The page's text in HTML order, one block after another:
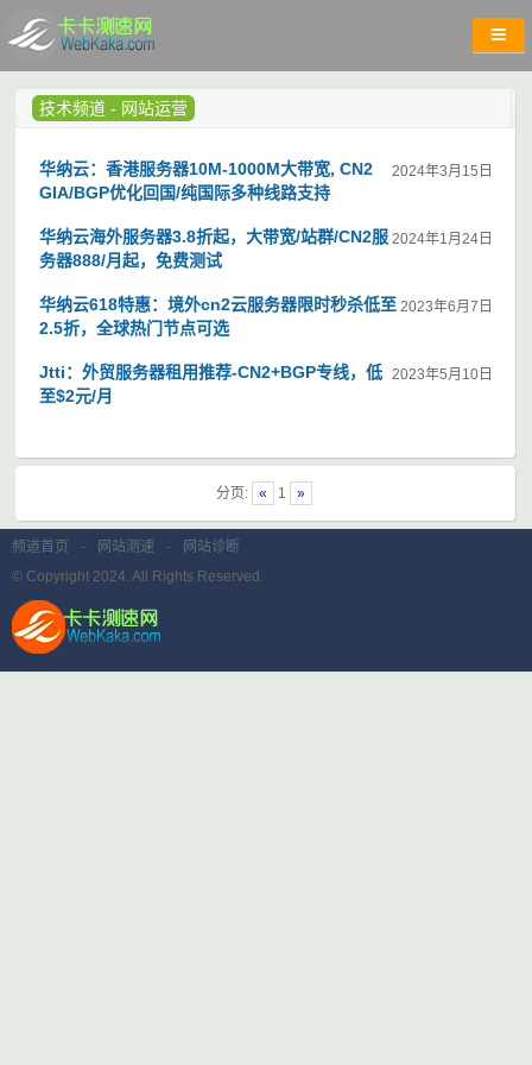
技术频道 - 网站运营
2024年3月15日
华纳云：香港服务器10M-1000M大带宽, CN2
GIA/BGP优化回国/纯国际多种线路支持
2024年1月24日
华纳云海外服务器3.8折起，大带宽/站群/CN2服
务器888/月起，免费测试
2023年6月7日
华纳云618特惠：境外cn2云服务器限时秒杀低至
2.5折，全球热门节点可选
2023年5月10日
Jtti：外贸服务器租用推荐-CN2+BGP专线，低
至$2元/月
分页: « 1 »
频道首页 - 网站测速 -
网站诊断
© Copyright 2024. All Rights Reserved.